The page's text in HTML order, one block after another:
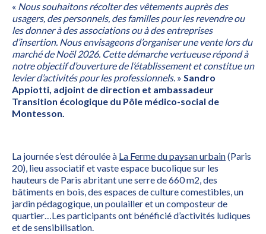
« Nous souhaitons récolter des vêtements auprès des
usagers, des personnels, des familles pour les revendre ou
les donner à des associations ou à des entreprises
d’insertion. Nous envisageons d’organiser une vente lors du
marché de Noël 2026. Cette démarche vertueuse répond à
notre objectif d’ouverture de l’établissement et constitue un
levier d’activités pour les professionnels. » Sandro
Appiotti, adjoint de direction et ambassadeur
Transition écologique du Pôle médico-social de
Montesson.
La journée s’est déroulée à La Ferme du paysan urbain(Paris
20), lieu associatif et vaste espace bucolique sur les
hauteurs de Paris abritant une serre de 660 m2, des
bâtiments en bois, des espaces de culture comestibles, un
jardin pédagogique, un poulailler et un composteur de
quartier…Les participants ont bénéficié d’activités ludiques
et de sensibilisation.